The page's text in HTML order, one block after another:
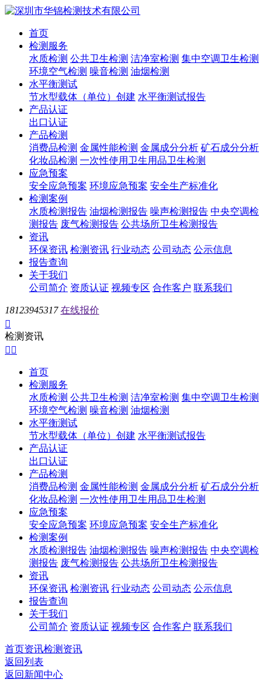
首页
检测服务
水质检测 公共卫生检测 洁净室检测 集中空调卫生检测
环境空气检测 噪音检测 油烟检测
水平衡测试
节水型载体（单位）创建 水平衡测试报告
产品认证
出口认证
产品检测
消费品检测 金属性能检测 金属成分分析 矿石成分分析
化妆品检测 一次性使用卫生用品卫生检测
应急预案
安全应急预案 环境应急预案 安全生产标准化
检测案例
水质检测报告 油烟检测报告 噪声检测报告 中央空调检
测报告 废气检测报告 公共场所卫生检测报告
资讯
环保资讯 检测资讯 行业动态 公司动态 公示信息
报告查询
关于我们
公司简介 资质认证 视频专区 合作客户 联系我们
18123945317 在线报价

检测资讯
 
首页
检测服务
水质检测 公共卫生检测 洁净室检测 集中空调卫生检测
环境空气检测 噪音检测 油烟检测
水平衡测试
节水型载体（单位）创建 水平衡测试报告
产品认证
出口认证
产品检测
消费品检测 金属性能检测 金属成分分析 矿石成分分析
化妆品检测 一次性使用卫生用品卫生检测
应急预案
安全应急预案 环境应急预案 安全生产标准化
检测案例
水质检测报告 油烟检测报告 噪声检测报告 中央空调检
测报告 废气检测报告 公共场所卫生检测报告
资讯
环保资讯 检测资讯 行业动态 公司动态 公示信息
报告查询
关于我们
公司简介 资质认证 视频专区 合作客户 联系我们
首页资讯检测资讯
返回列表
返回新闻中心